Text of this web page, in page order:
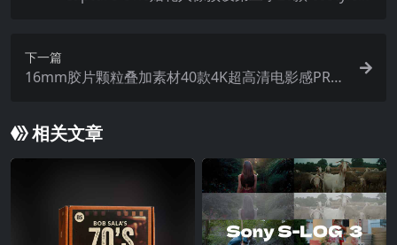
下一篇
16mm胶片颗粒叠加素材40款4K超高清电影感PR/F
lm Grain Overlays
相关文章